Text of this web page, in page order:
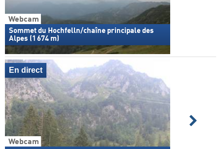
Webcam
Sommet du Hochfelln/chaîne principale des
Alpes (1 674 m)
Webcam
En direct